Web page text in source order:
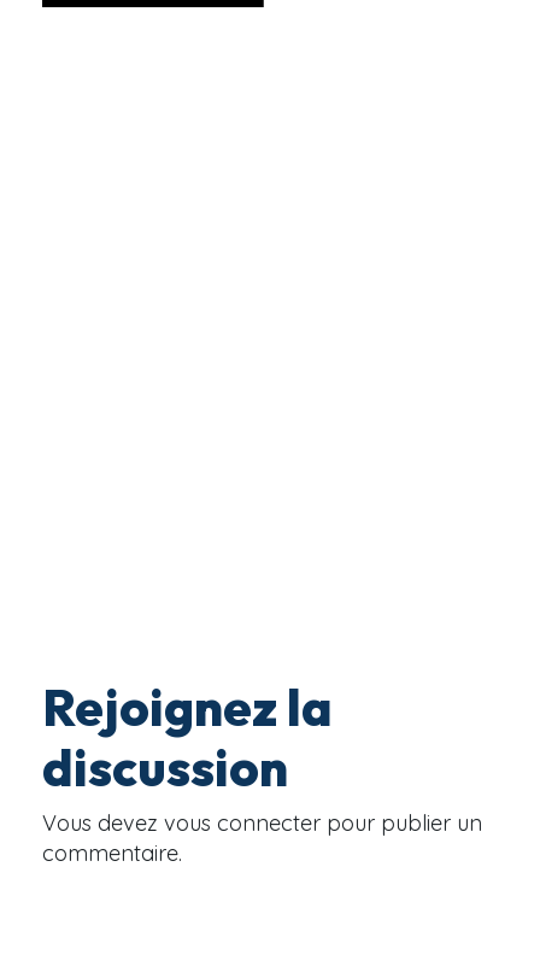
Rejoignez la
discussion
Vous devez vous connecter pour publier un
commentaire.